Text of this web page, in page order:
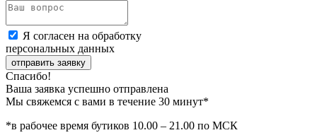
Я согласен на обработку
персональных данных
отправить заявку
Спасибо!
Ваша заявка успешно отправлена
Мы свяжемся с вами в течение 30 минут*
*в рабочее время бутиков 10.00 – 21.00 по МСК